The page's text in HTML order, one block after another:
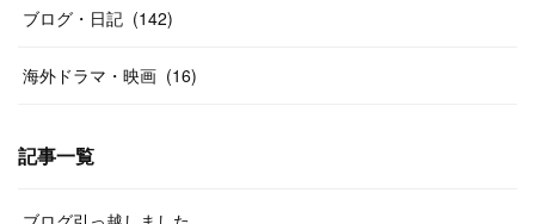
ブログ・日記 (142)
海外ドラマ・映画 (16)
記事一覧